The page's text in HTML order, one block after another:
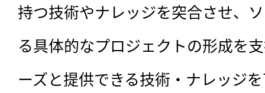
持つ技術やナレッジを突合させ、
る具体的なプロジェクトの形成を
ーズと提供できる技術・ナレッジ